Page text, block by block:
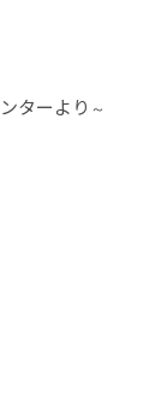
ターより ～